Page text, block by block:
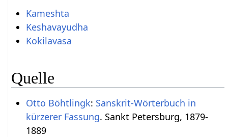
Kameshta
Keshavayudha
Kokilavasa
Quelle
Otto Böhtlingk: Sanskrit-Wörterbuch in
kürzerer Fassung. Sankt Petersburg, 1879-
1889